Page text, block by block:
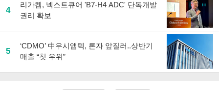
4
리가켐, 넥스트큐어 'B7-H4 ADC' 단독개발
권리 확보
5
‘CDMO’ 中우시앱텍, 론자 앞질러..상반기
매출 “첫 우위”